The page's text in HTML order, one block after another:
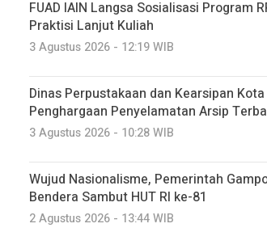
FUAD IAIN Langsa Sosialisasi Program
Praktisi Lanjut Kuliah
3 Agustus 2026 - 12:19 WIB
Dinas Perpustakaan dan Kearsipan
Penghargaan Penyelamatan Arsip
3 Agustus 2026 - 10:28 WIB
Wujud Nasionalisme, Pemerintah
Bendera Sambut HUT RI ke-81
2 Agustus 2026 - 13:44 WIB